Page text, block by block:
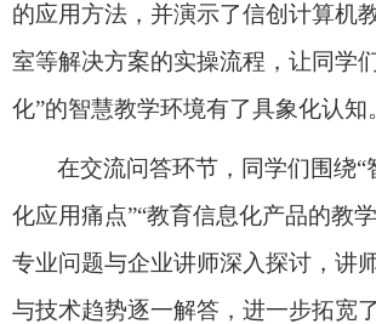
的应用方法，并演示了信创计算机
室等解决方案的实操流程，让同学
化”的智慧教学环境有了具象化认知
在交流问答环节，同学们围绕“
化应用痛点”“教育信息化产品的教
专业问题与企业讲师深入探讨，讲
与技术趋势逐一解答，进一步拓宽